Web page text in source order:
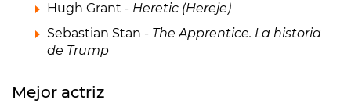
Hugh Grant - Heretic (Hereje)
Sebastian Stan - The Apprentice. La historia
de Trump
Mejor actriz